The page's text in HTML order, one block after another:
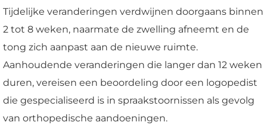
Tijdelijke veranderingen verdwijnen doorgaans binnen
2 tot 8 weken, naarmate de zwelling afneemt en de
tong zich aanpast aan de nieuwe ruimte.
Aanhoudende veranderingen die langer dan 12 weken
duren, vereisen een beoordeling door een logopedist
die gespecialiseerd is in spraakstoornissen als gevolg
van orthopedische aandoeningen.